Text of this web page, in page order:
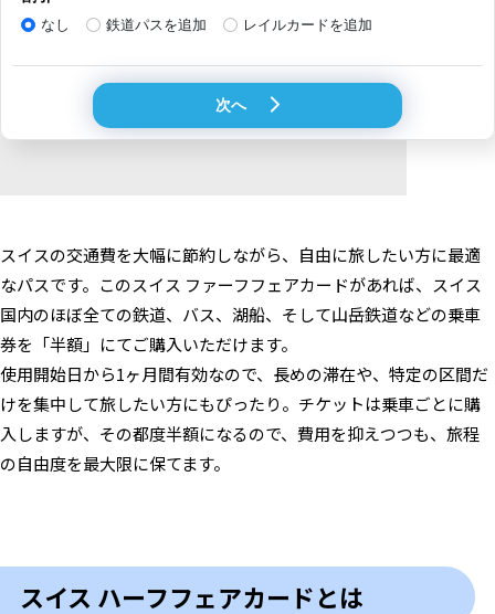
スイスの交通費を大幅に節約しながら、自由に旅したい方に最適
なパスです。このスイス ファーフフェアカードがあれば、スイス
国内のほぼ全ての鉄道、バス、湖船、そして山岳鉄道などの乗車
券を「半額」にてご購入いただけます。
使用開始日から1ヶ月間有効なので、長めの滞在や、特定の区間だ
けを集中して旅したい方にもぴったり。チケットは乗車ごとに購
入しますが、その都度半額になるので、費用を抑えつつも、旅程
の自由度を最大限に保てます。
スイス ハーフフェアカードとは